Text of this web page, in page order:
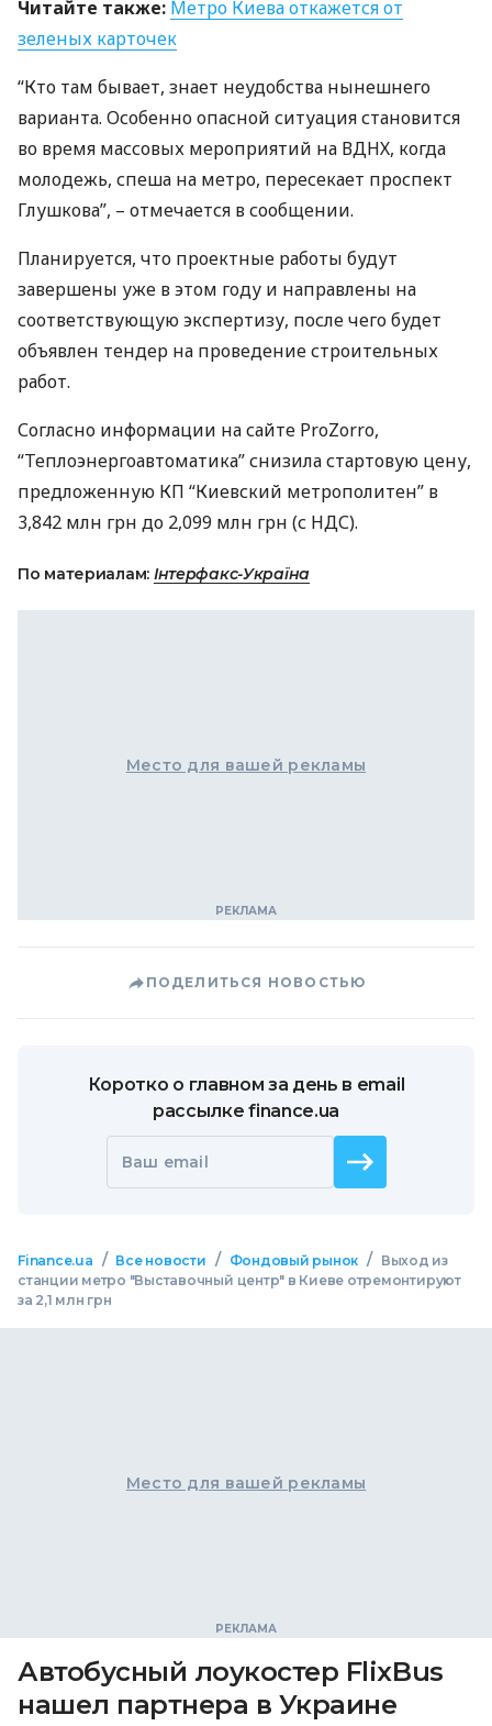
Читайте также: Метро Киева откажется от
зеленых карточек
“Кто там бывает, знает неудобства нынешнего
варианта. Особенно опасной ситуация становится
во время массовых мероприятий на ВДНХ, когда
молодежь, спеша на метро, пересекает проспект
Глушкова”, – отмечается в сообщении.
Планируется, что проектные работы будут
завершены уже в этом году и направлены на
соответствующую экспертизу, после чего будет
объявлен тендер на проведение строительных
работ.
Согласно информации на сайте ProZorro,
“Теплоэнергоавтоматика” снизила стартовую цену,
предложенную КП “Киевский метрополитен” в
3,842 млн грн до 2,099 млн грн (с НДС).
По материалам: Інтерфакс-Україна
Место для вашей рекламы
ПОДЕЛИТЬСЯ НОВОСТЬЮ
Коротко о главном за день в email
рассылке finance.ua
Ваш email
Finance.ua / Все новости / Фондовый рынок /
Выход из
станции метро "Выставочный центр" в Киеве отремонтируют
за 2,1 млн грн
Место для вашей рекламы
Автобусный лоукостер FlixBus
нашел партнера в Украине